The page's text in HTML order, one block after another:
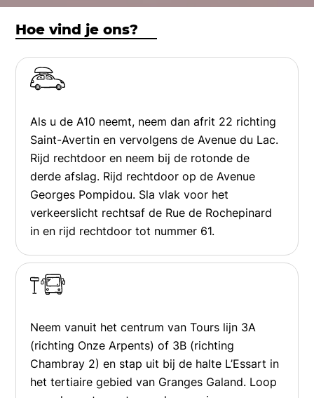
Hoe vind je ons?
Als u de A10 neemt, neem dan afrit 22 richting
Saint-Avertin en vervolgens de Avenue du Lac.
Rijd rechtdoor en neem bij de rotonde de
derde afslag. Rijd rechtdoor op de Avenue
Georges Pompidou. Sla vlak voor het
verkeerslicht rechtsaf de Rue de Rochepinard
in en rijd rechtdoor tot nummer 61.
Neem vanuit het centrum van Tours lijn 3A
(richting Onze Arpents) of 3B (richting
Chambray 2) en stap uit bij de halte L’Essart in
het tertiaire gebied van Granges Galand. Loop